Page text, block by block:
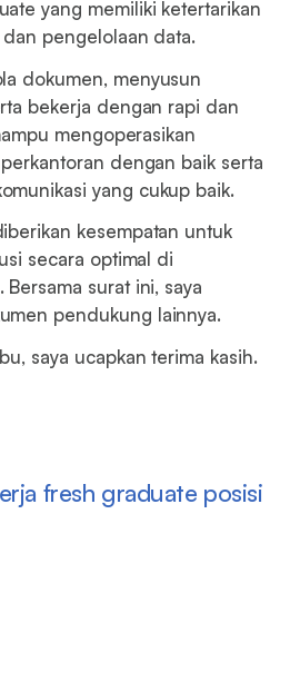
yang memiliki ketertarikan
pengelolaan data.
dokumen, menyusun
bekerja dengan rapi dan
mengoperasikan
dengan baik serta
yang cukup baik.
kesempatan untuk
secara optimal di
surat ini, saya
pendukung lainnya.
saya ucapkan terima kasih.
fresh graduate posisi